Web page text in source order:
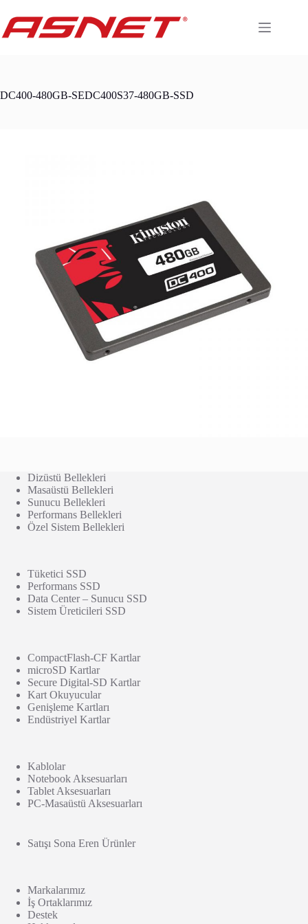
content
DC400-480GB-SEDC400S37-480GB-SSD
Dizüstü Bellekleri
Masaüstü Bellekleri
Sunucu Bellekleri
Performans Bellekleri
Özel Sistem Bellekleri
Tüketici SSD
Performans SSD
Data Center – Sunucu SSD
Sistem Üreticileri SSD
CompactFlash-CF Kartlar
microSD Kartlar
Secure Digital-SD Kartlar
Kart Okuyucular
Genişleme Kartları
Endüstriyel Kartlar
Kablolar
Notebook Aksesuarları
Tablet Aksesuarları
PC-Masaüstü Aksesuarları
Satışı Sona Eren Ürünler
Markalarımız
İş Ortaklarımız
Destek